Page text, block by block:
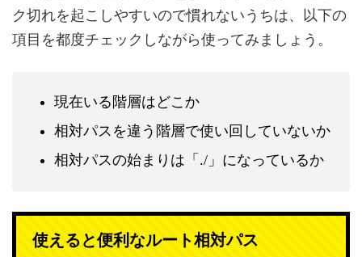
ク切れを起こしやすいので慣れないうちは、以下の
項目を都度チェックしながら使ってみましょう。
現在いる階層はどこか
相対パスを違う階層で使い回していないか
相対パスの始まりは「./」になっているか
使えると便利なルート相対パス